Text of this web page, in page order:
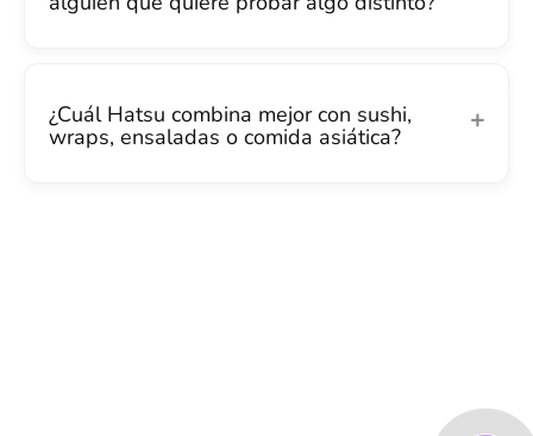
¿Cuál Hatsu combina mejor con sushi,
wraps, ensaladas o comida asiática?